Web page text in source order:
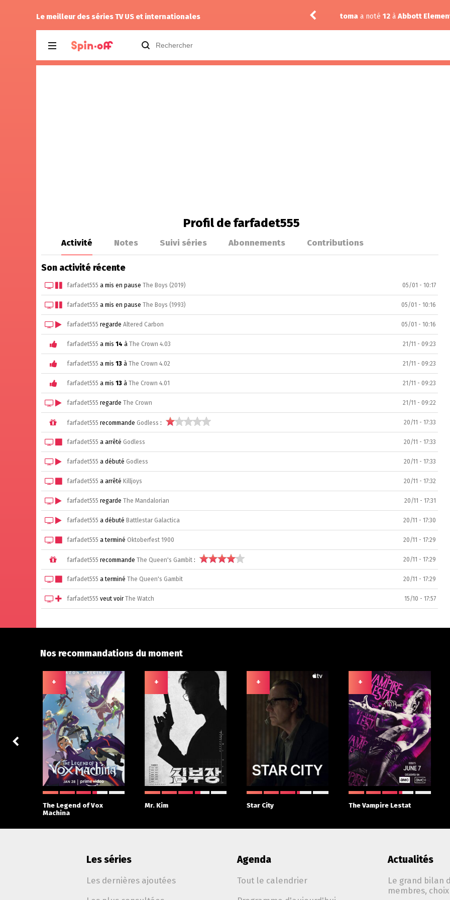
Le meilleur des séries TV US et internationales
Pudaa laissé un commentaire àWidow’s Bay 1.10 toma a noté 12 à Abbott
Profil de farfadet555
Activité Notes Suivi séries Abonnements Contributions
Son activité récente
farfadet555 a mis en pause The Boys (2019) 05/01 - 10:17
farfadet555 a mis en pause The Boys (1993) 05/01 - 10:16
farfadet555 regarde Altered Carbon 05/01 - 10:16
farfadet555 a mis 14 à The Crown 4.03 21/11 - 09:23
farfadet555 a mis 13 à The Crown 4.02 21/11 - 09:23
farfadet555 a mis 13 à The Crown 4.01 21/11 - 09:23
farfadet555 regarde The Crown 21/11 - 09:22
farfadet555 recommande Godless : 20/11 - 17:33
farfadet555 a arrêté Godless 20/11 - 17:33
farfadet555 a débuté Godless 20/11 - 17:33
farfadet555 a arrêté Killjoys 20/11 - 17:32
farfadet555 regarde The Mandalorian 20/11 - 17:31
farfadet555 a débuté Battlestar Galactica 20/11 - 17:30
farfadet555 a terminé Oktoberfest 1900 20/11 - 17:29
farfadet555 recommande The Queen's Gambit : 20/11 - 17:29
farfadet555 a terminé The Queen's Gambit 20/11 - 17:29
farfadet555 veut voirThe Watch 15/10 - 17:57
Nos recommandations du moment
+
The Legend of Vox
Machina
+
Mr. Kim
+
Star City
+
The Vampire Lestat
Les séries
Les dernières ajoutées
Agenda
Tout le calendrier
Actualités
Le grand bilan
membres,